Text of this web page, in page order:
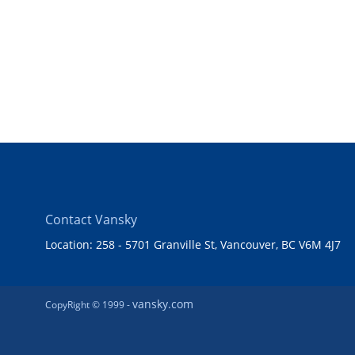
Contact Vansky
Location: 258 - 5701 Granville St, Vancouver, BC V6M 4J7
CopyRight © 1999 -vansky.com